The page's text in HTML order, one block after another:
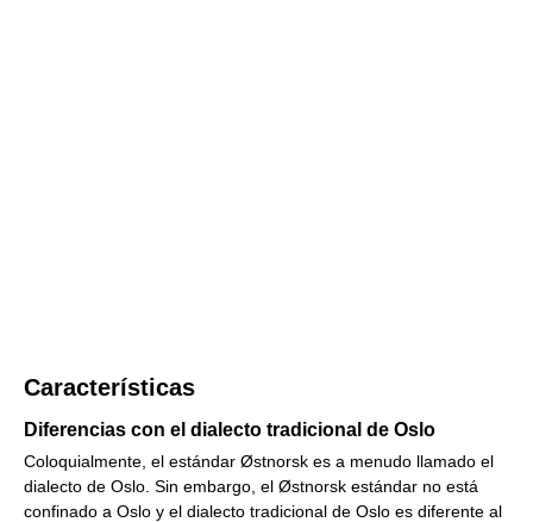
Características
Diferencias con el dialecto tradicional de Oslo
Coloquialmente, el estándar Østnorsk es a menudo llamado el
dialecto de Oslo. Sin embargo, el Østnorsk estándar no está
confinado a Oslo y el dialecto tradicional de Oslo es diferente al